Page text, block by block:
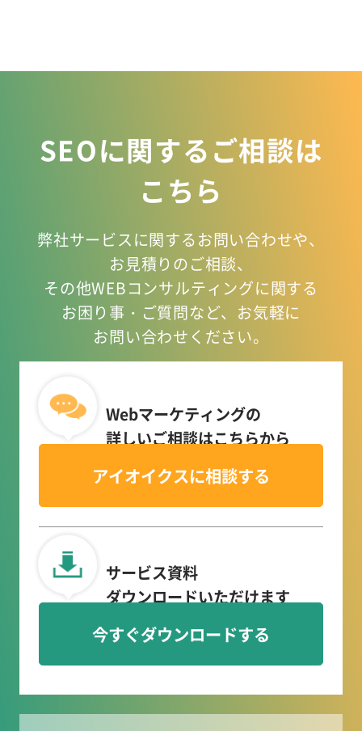
SEOに関するご相談は
こちら
弊社サービスに関するお問い合わせや、
お見積りのご相談、
その他WEBコンサルティングに関する
お困り事 ・ご質問など、お気軽に
お問い合わせください。
Webマーケティングの
詳しいご相談はこちらから
アイオイクスに相談する
サービス資料
ダウンロードいただけます
今すぐダウンロードする